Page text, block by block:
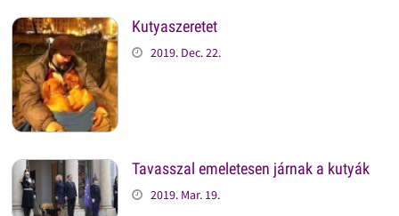
Kutyaszeretet
2019. Dec. 22.
Tavasszal emeletesen járnak a kutyák
2019. Mar. 19.